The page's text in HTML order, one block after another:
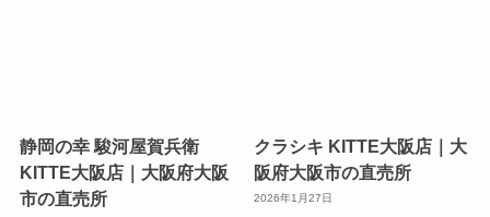
静岡の幸 駿河屋賀兵衛
KITTE大阪店｜大阪府大阪
市の直売所
クラシキ KITTE大阪店｜大
阪府大阪市の直売所
2026年1月27日